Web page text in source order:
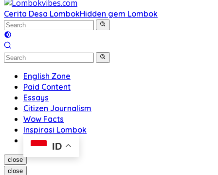
Cerita Desa LombokHidden gem Lombok
English Zone
Paid Content
Essays
Citizen Journalism
Wow Facts
Inspirasi Lombok
ID
close
close